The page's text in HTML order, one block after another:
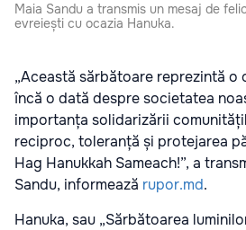
Maia Sandu a transmis un mesaj de
evreiești cu ocazia Hanuka.
„Această sărbătoare reprezintă o
încă o dată despre societatea
importanța solidarizării
reciproc, toleranță și protejarea
Hag Hanukkah Sameach!”, a
Sandu, informează rupor.md.
Hanuka, sau „Sărbătoarea